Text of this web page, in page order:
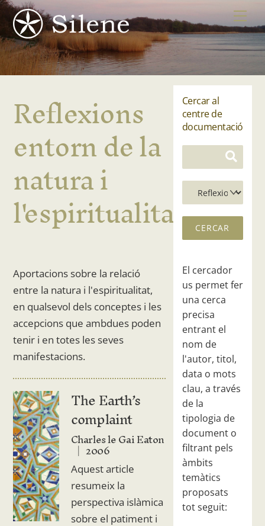
Skip
to
content
Reflexions
entorn de la
natura i
l'espiritualitat
Aportacions sobre la relació
entre la natura i l'espiritualitat,
en qualsevol dels conceptes i les
accepcions que ambdues poden
tenir i en totes les seves
manifestacions.
The Earth’s
complaint
Charles le Gai Eaton
2006
Aquest article
resumeix la
perspectiva islàmica
sobre el patiment i
Cercar al
centre de
documentació
El cercador
us permet fer
una cerca
precisa
entrant el
nom de
l'autor, titol,
data o mots
clau, a través
de la
tipologia de
document o
filtrant pels
àmbits
temàtics
proposats
tot seguit: